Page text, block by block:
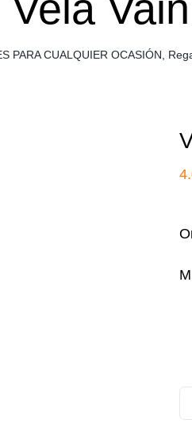
PARA CUALQUIER OCASIÓN